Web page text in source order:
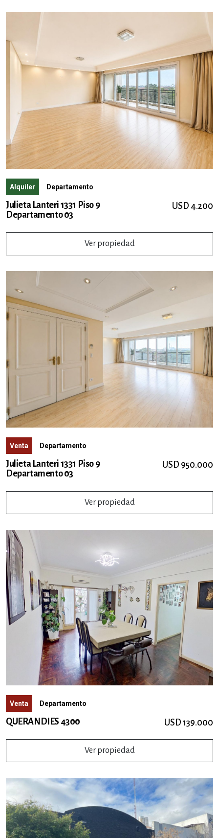
Alquiler Departamento
Julieta Lanteri 1331 Piso 9
Departamento 03
USD 4.200
Ver propiedad
Venta Departamento
Julieta Lanteri 1331 Piso 9
Departamento 03
USD 950.000
Ver propiedad
Venta Departamento
QUERANDIES 4300 USD 139.000
Ver propiedad